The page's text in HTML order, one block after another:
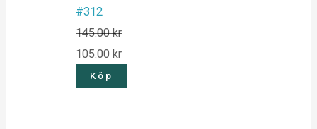
#312
145.00kr
105.00 kr
Köp